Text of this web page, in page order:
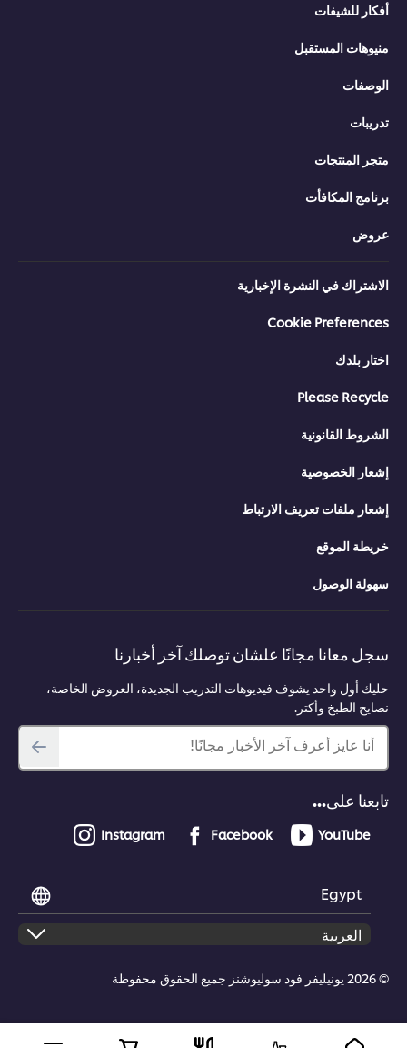
أفكار للشيفات
منيوهات المستقبل
الوصفات
تدريبات
متجر المنتجات
برنامج المكافأت
عروض
الاشتراك في النشرة الإخبارية
Cookie Preferences
اختار بلدك
Please Recycle
الشروط القانونية
إشعار الخصوصية
إشعار ملفات تعريف الارتباط
خريطة الموقع
سهولة الوصول
سجل معانا مجانًا علشان توصلك آخر أخبارنا
حليك أول واحد يشوف فيديوهات التدريب الجديدة، العروض الخاصة،
نصايح الطبخ وأكتر.
أنا عايز أعرف آخر الأخبار مجانًا!
تابعنا على...
YouTube
Facebook
Instagram
Egypt
© 2026 يونيليفر فود سوليوشنز جميع الحقوق محفوظة